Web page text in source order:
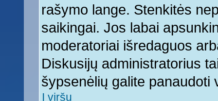
rašymo lange. Stenkitės
saikingai. Jos labai
moderatoriai išredaguos
Diskusijų administratorius
šypsenėlių galite panaudoti
Į viršų